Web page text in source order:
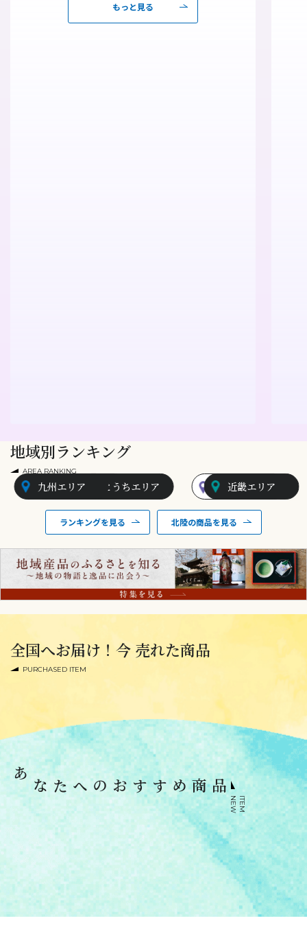
もっと見る
地域別ランキング
AREA RANKING
北陸エリア
近畿エリア
山陰エリアせとうちエリア
九州エリア
ランキングを見る 北陸の商品を見る
全国へお届け！今 売れた商品
PURCHASED ITEM
あなたへのおすすめ商品
N
E
W
I
T
E M